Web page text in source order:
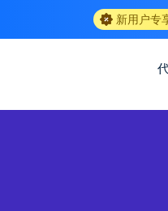
新用户专